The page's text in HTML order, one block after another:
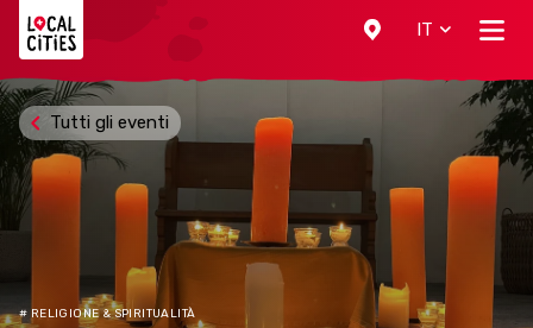
IT
Tutti gli eventi
# RELIGIONE & SPIRITUALITÀ